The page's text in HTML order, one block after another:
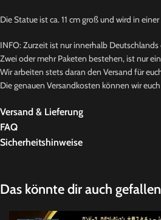
Die Statue ist ca. 11 cm groß und wird in
INFO: Zurzeit ist nur innerhalb
Zwei oder mehr Paketen bestehen, ist nur
Wir arbeiten stets daran den Versand für
Die genauen Versandkosten können wir
Versand & Lieferung
FAQ
Sicherheitshinweise
Das könnte dir auch